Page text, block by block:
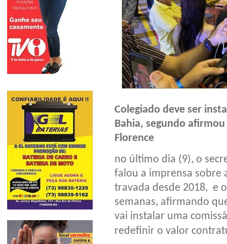
Colegiado deve ser
Bahia, segundo
Florence
no último dia (9), o
falou a imprensa sobre
travada desde 2018, e
semanas, afirmando
vai instalar uma
redefinir o valor